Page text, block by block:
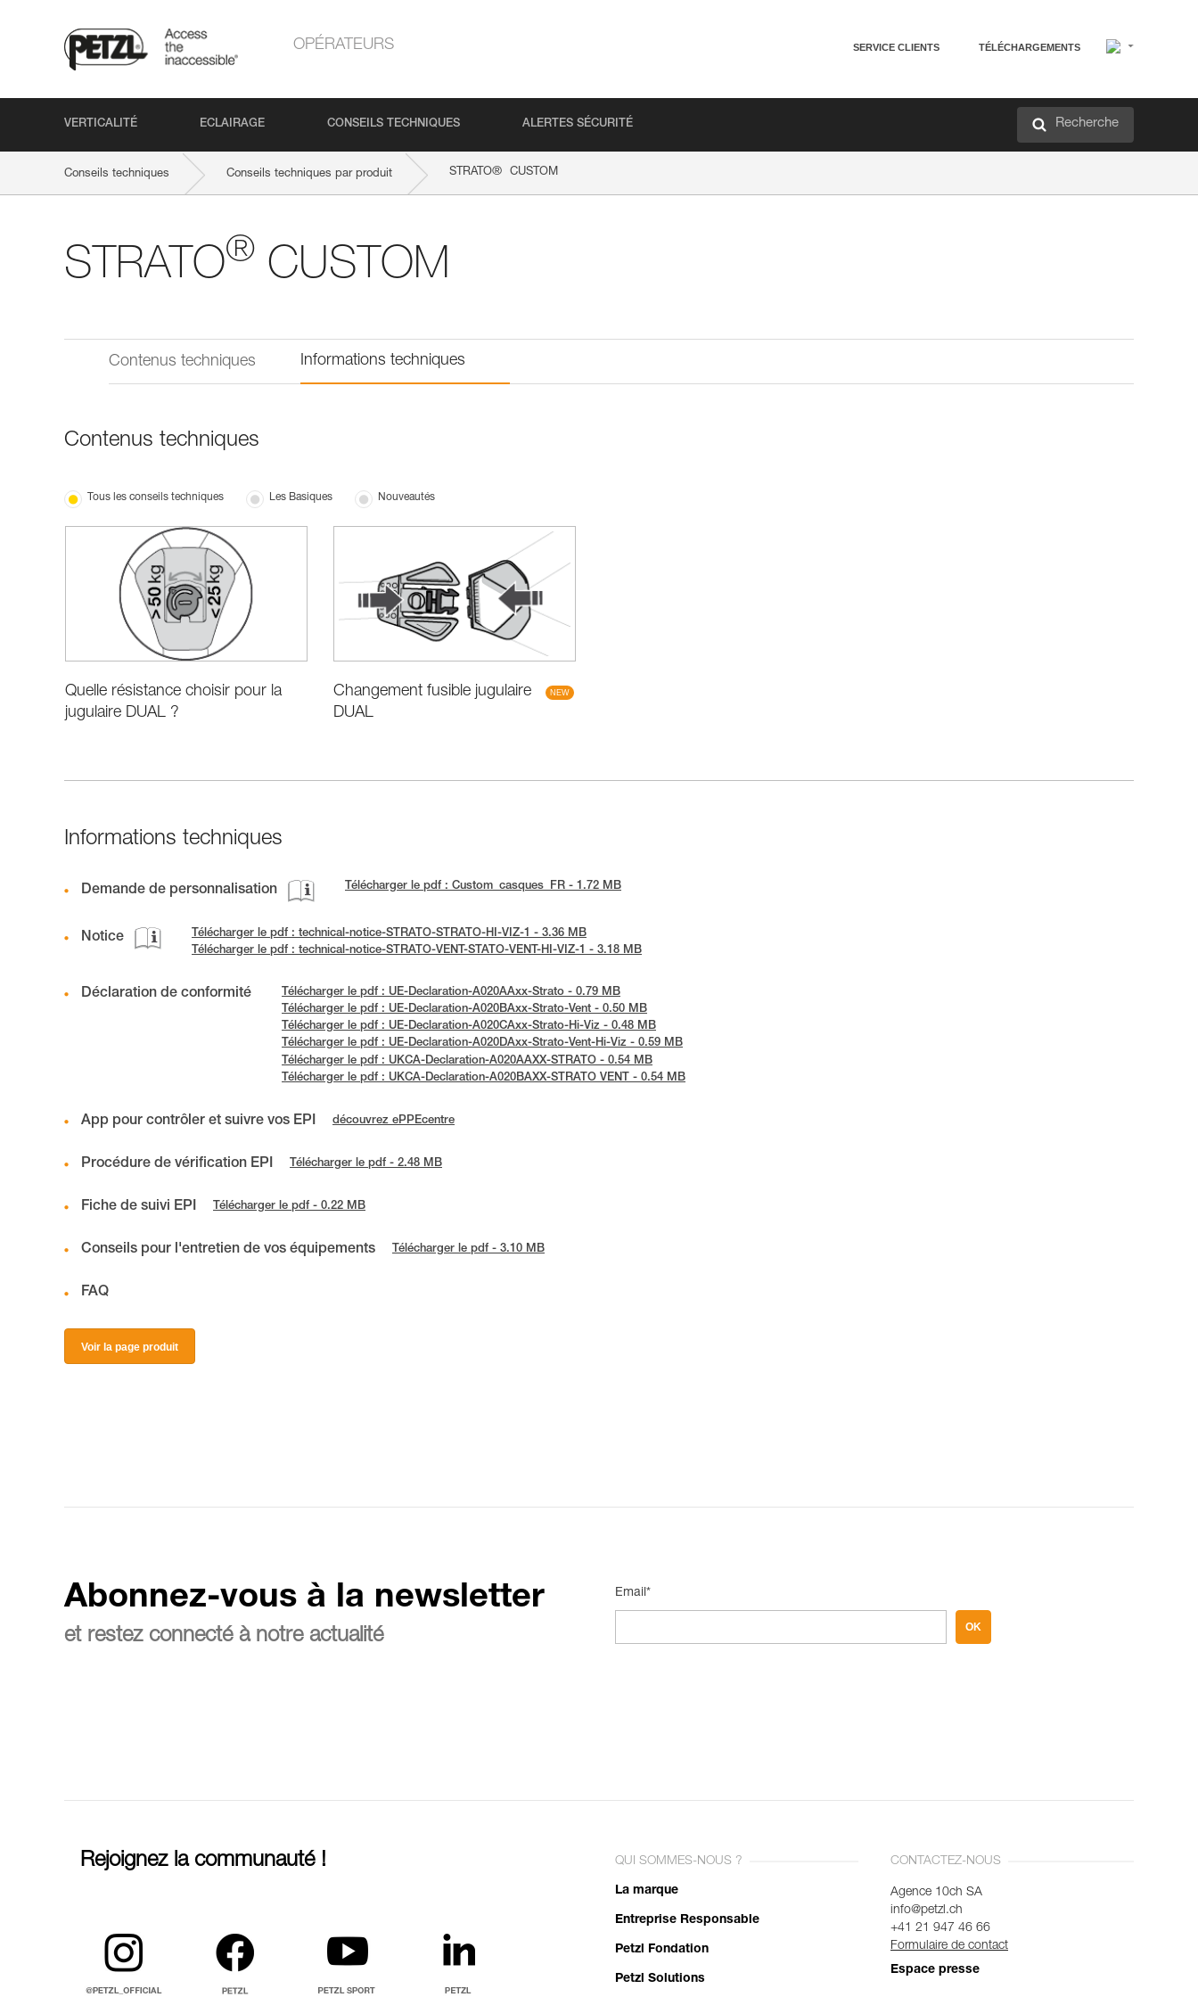
OPÉRATEURS SERVICE CLIENTS TÉLÉCHARGEMENTS
VERTICALITÉ ECLAIRAGE CONSEILS TECHNIQUES ALERTES SÉCURITÉ Recherche
Conseils techniques Conseils techniques par produit STRATO® CUSTOM
STRATO® CUSTOM
Contenus techniques Informations techniques
Contenus techniques
Tous les conseils techniques Les Basiques Nouveautés
Quelle résistance choisir pour la
jugulaire DUAL ?
Changement fusible jugulaire
DUAL
Informations techniques
Demande de personnalisation Télécharger le pdf : Custom_casques_FR - 1.72 MB
Notice
Télécharger le pdf : technical-notice-STRATO-STRATO-HI-VIZ-1 - 3.36 MB
Télécharger le pdf : technical-notice-STRATO-VENT-STATO-VENT-HI-VIZ-1 - 3.18 MB
Déclaration de conformité
Télécharger le pdf : UE-Declaration-A020AAxx-Strato - 0.79 MB
Télécharger le pdf : UE-Declaration-A020BAxx-Strato-Vent - 0.50 MB
Télécharger le pdf : UE-Declaration-A020CAxx-Strato-Hi-Viz - 0.48 MB
Télécharger le pdf : UE-Declaration-A020DAxx-Strato-Vent-Hi-Viz - 0.59 MB
Télécharger le pdf : UKCA-Declaration-A020AAXX-STRATO - 0.54 MB
Télécharger le pdf : UKCA-Declaration-A020BAXX-STRATO VENT - 0.54 MB
App pour contrôler et suivre vos EPI découvrez ePPEcentre
Procédure de vérification EPI Télécharger le pdf - 2.48 MB
Fiche de suivi EPI Télécharger le pdf - 0.22 MB
Conseils pour l'entretien de vos équipements Télécharger le pdf - 3.10 MB
FAQ
Voir la page produit
Abonnez-vous à la newsletter
et restez connecté à notre actualité
Email*
OK
Rejoignez la communauté ! QUI SOMMES-NOUS ?
La marque
Entreprise Responsable
Petzl Fondation
Petzl Solutions
CONTACTEZ-NOUS
Agence 10ch SA
info@petzl.ch
+41 21 947 46 66
Formulaire de contact
Espace presse